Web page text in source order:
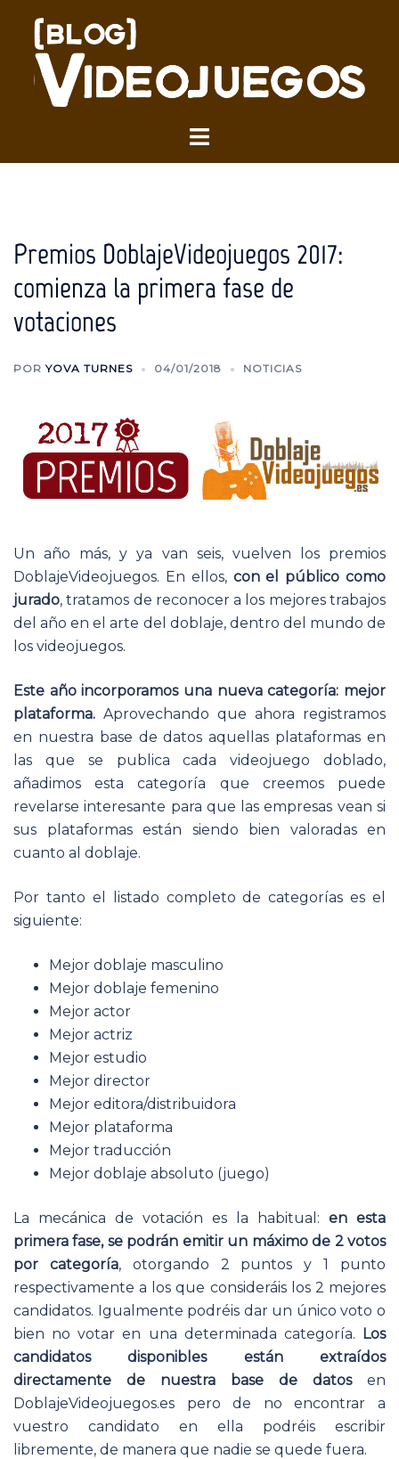
contenido
Alternar
Premios DoblajeVideojuegos 2017:
comienza la primera fase de
votaciones
PORYOVA TURNES 04/01/2018 NOTICIAS
Un año más, y ya van seis, vuelven los premios
DoblajeVideojuegos. En ellos, con el público como
jurado, tratamos de reconocer a los mejores trabajos
del año en el arte del doblaje, dentro del mundo de
los videojuegos.
Este año incorporamos una nueva categoría: mejor
plataforma. Aprovechando que ahora registramos
en nuestra base de datos aquellas plataformas en
las que se publica cada videojuego doblado,
añadimos esta categoría que creemos puede
revelarse interesante para que las empresas vean si
sus plataformas están siendo bien valoradas en
cuanto al doblaje.
Por tanto el listado completo de categorías es el
siguiente:
Mejor doblaje masculino
Mejor doblaje femenino
Mejor actor
Mejor actriz
Mejor estudio
Mejor director
Mejor editora/distribuidora
Mejor plataforma
Mejor traducción
Mejor doblaje absoluto (juego)
La mecánica de votación es la habitual: en esta
primera fase, se podrán emitir un máximo de 2 votos
por categoría, otorgando 2 puntos y 1 punto
respectivamente a los que consideráis los 2 mejores
candidatos. Igualmente podréis dar un único voto o
bien no votar en una determinada categoría. Los
candidatos disponibles están extraídos
directamente de nuestra base de datosen
DoblajeVideojuegos.es pero de no encontrar a
vuestro candidato en ella podréis escribir
libremente, de manera que nadie se quede fuera.